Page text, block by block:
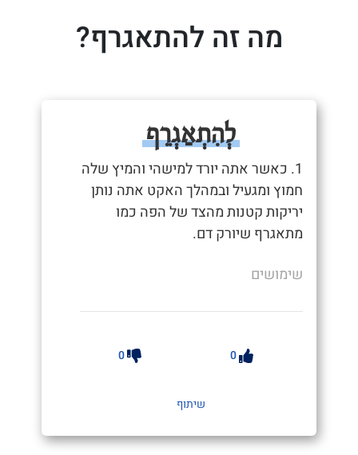
מה זה להתאגרף?
לְהִתְאַגְרֵף
1. כאשר אתה יורד למישהי והמיץ שלה
חמוץ ומגעיל ובמהלך האקט אתה נותן
יריקות קטנות מהצד של הפה כמו
מתאגרף שיורק דם.
שימושים
0
0
שיתוף